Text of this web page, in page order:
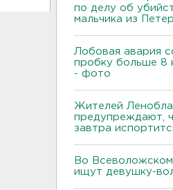
по делу об
мальчика из
Лобовая авария
пробку больше 8
- фото
Жителей
предупреждают,
завтра
Во
ищут девушку-